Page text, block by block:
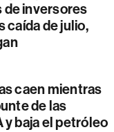
de inversores
caída de julio,
caen mientras
de las
y baja el petróleo